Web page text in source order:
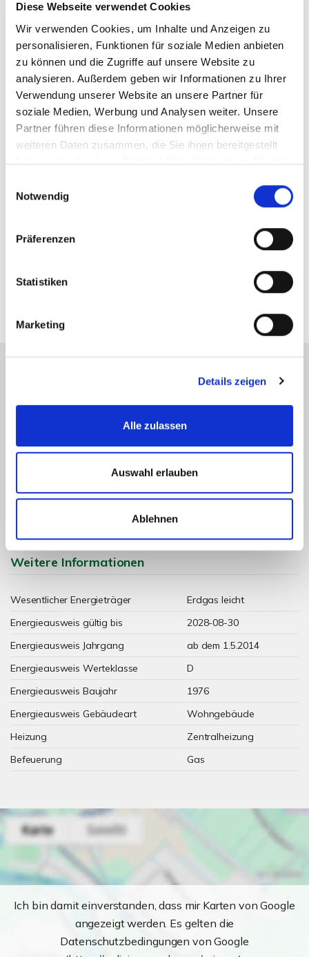
Diese Webseite verwendet Cookies
Wir verwenden Cookies, um Inhalte und Anzeigen zu
personalisieren, Funktionen für soziale Medien anbieten
zu können und die Zugriffe auf unsere Website zu
analysieren. Außerdem geben wir Informationen zu Ihrer
Verwendung unserer Website an unsere Partner für
soziale Medien, Werbung und Analysen weiter. Unsere
Partner führen diese Informationen möglicherweise mit
weiteren Daten zusammen, die Sie ihnen bereitgestellt
haben oder die sie im Rahmen Ihrer Nutzung der Dienste
Notwendig
Präferenzen
Statistiken
Marketing
Details zeigen
Alle zulassen
Auswahl erlauben
Ablehnen
Kapitalanleger.
Ansprechpartner
Herr Michael Doden
104,90 kWh / (m²*a)
Energieverbrauchskennwert
Weitere Informationen
Wesentlicher Energieträger
Erdgas leicht
Energieausweis gültig bis
2028-08-30
Energieausweis Jahrgang
ab dem 1.5.2014
Energieausweis Werteklasse
D
Energieausweis Baujahr
1976
Energieausweis Gebäudeart
Wohngebäude
Heizung
Zentralheizung
Befeuerung
Gas
Ich bin damit einverstanden, dass mir Karten von Google
angezeigt werden. Es gelten die
Datenschutzbedingungen von Google